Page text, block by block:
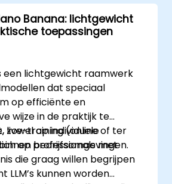
Banana: lichtgewicht
toepassingen
een lichtgewicht raamwerk
dat speciaal
op efficiënte en
wijze in de praktijk te
zowel op individuele
bedrijfsomgevingen.
live-training (online of ter
op professionals met
die graag willen begrijpen
LLM’s kunnen worden